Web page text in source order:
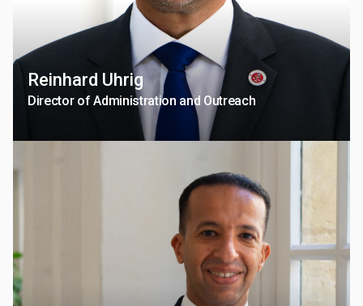
Reinhard Uhrig
Director of Administration and Outreach